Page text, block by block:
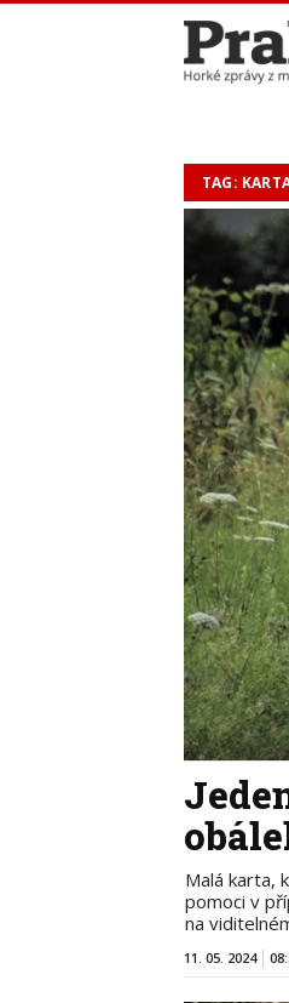
TAG:
Malá karta,
pomoci v
na
11. 05. 2024